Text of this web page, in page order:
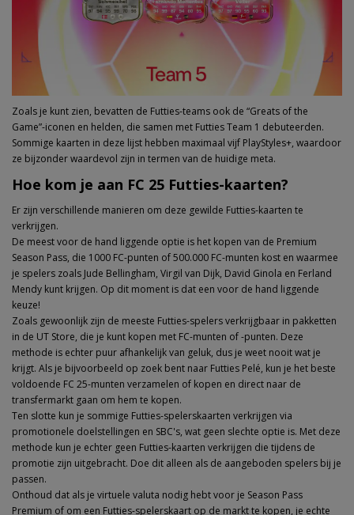
Zoals je kunt zien, bevatten de Futties-teams ook de “Greats of the
Game”-iconen en helden, die samen met Futties Team 1 debuteerden.
Sommige kaarten in deze lijst hebben maximaal vijf PlayStyles+, waardoor
ze bijzonder waardevol zijn in termen van de huidige meta.
Hoe kom je aan FC 25 Futties-kaarten?
Er zijn verschillende manieren om deze gewilde Futties-kaarten te
verkrijgen.
De meest voor de hand liggende optie is het kopen van de Premium
Season Pass, die 1000 FC-punten of 500.000 FC-munten kost en waarmee
je spelers zoals Jude Bellingham, Virgil van Dijk, David Ginola en Ferland
Mendy kunt krijgen. Op dit moment is dat een voor de hand liggende
keuze!
Zoals gewoonlijk zijn de meeste Futties-spelers verkrijgbaar in pakketten
in de UT Store, die je kunt kopen met FC-munten of -punten. Deze
methode is echter puur afhankelijk van geluk, dus je weet nooit wat je
krijgt. Als je bijvoorbeeld op zoek bent naar Futties Pelé, kun je het beste
voldoende FC 25-munten verzamelen of kopen en direct naar de
transfermarkt gaan om hem te kopen.
Ten slotte kun je sommige Futties-spelerskaarten verkrijgen via
promotionele doelstellingen en SBC's, wat geen slechte optie is. Met deze
methode kun je echter geen Futties-kaarten verkrijgen die tijdens de
promotie zijn uitgebracht. Doe dit alleen als de aangeboden spelers bij je
passen.
Onthoud dat als je virtuele valuta nodig hebt voor je Season Pass
Premium of om een Futties-spelerskaart op de markt te kopen, je echte